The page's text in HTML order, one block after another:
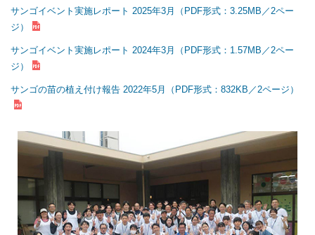
サンゴイベント実施レポート 2025年3月（PDF形式：3.25MB／2ペー
ジ）
サンゴイベント実施レポート 2024年3月（PDF形式：1.57MB／2ペー
ジ）
サンゴの苗の植え付け報告 2022年5月（PDF形式：832KB／2ページ）